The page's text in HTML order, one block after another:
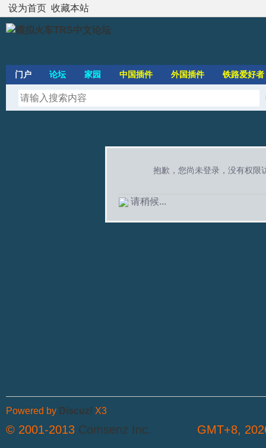
设为首页 收藏本站
门户 论坛 家园 中国插件 外国插件 铁路爱好者
抱歉，您尚未登录，没有权限
请稍候...
GMT+8,
Powered by Discuz! X3
© 2001-2013 Comsenz Inc.